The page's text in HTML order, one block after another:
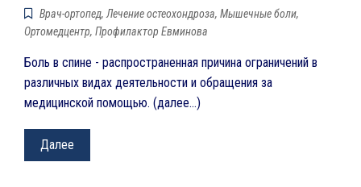
Врач-ортопед, Лечение остеохондроза, Мышечные боли,
Ортомедцентр, Профилактор Евминова
Боль в спине - распространенная причина ограничений в
различных видах деятельности и обращения за
медицинской помощью. (далее…)
Далее